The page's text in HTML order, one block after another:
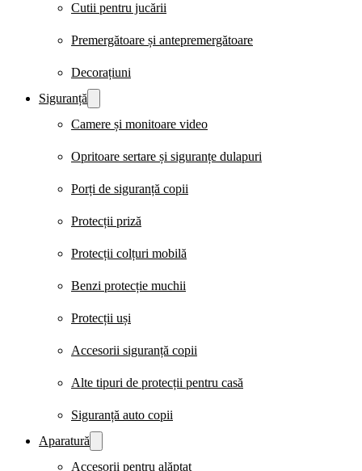
Cutii pentru jucării
Premergătoare și antepremergătoare
Decorațiuni
Siguranță
Camere și monitoare video
Opritoare sertare și siguranțe dulapuri
Porți de siguranță copii
Protecții priză
Protecții colțuri mobilă
Benzi protecție muchii
Protecții uși
Accesorii siguranță copii
Alte tipuri de protecții pentru casă
Siguranță auto copii
Aparatură
Accesorii pentru alăptat